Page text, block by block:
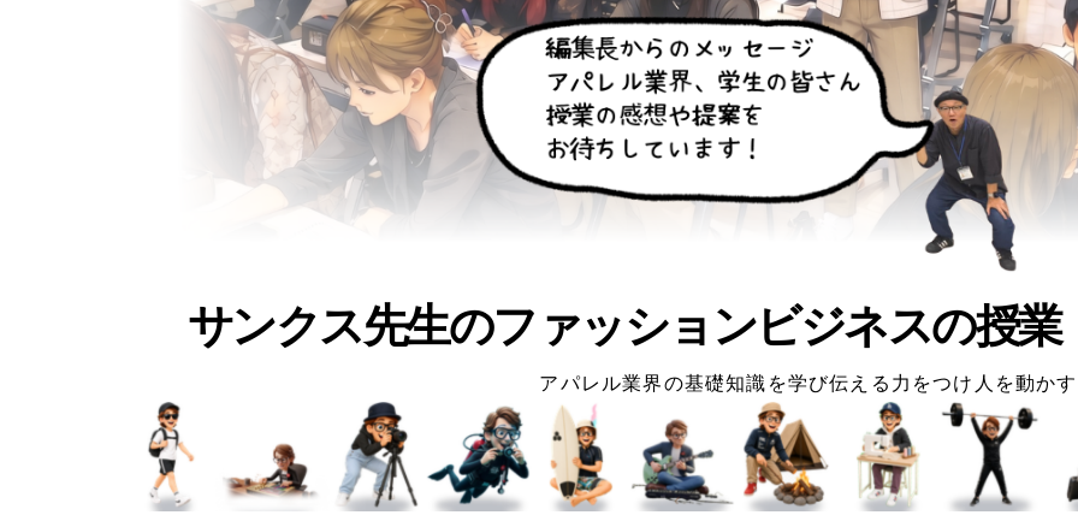
サンクス先生のファッションビジネスの授
アパレル業界の基礎知識を学び伝える力をつけ人を動かす